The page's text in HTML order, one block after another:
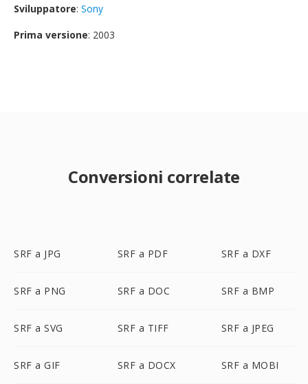
Sviluppatore: Sony
Prima versione: 2003
Conversioni correlate
SRF a JPG SRF a PDF SRF a DXF
SRF a PNG SRF a DOC SRF a BMP
SRF a SVG SRF a TIFF SRF a JPEG
SRF a GIF SRF a DOCX SRF a MOBI